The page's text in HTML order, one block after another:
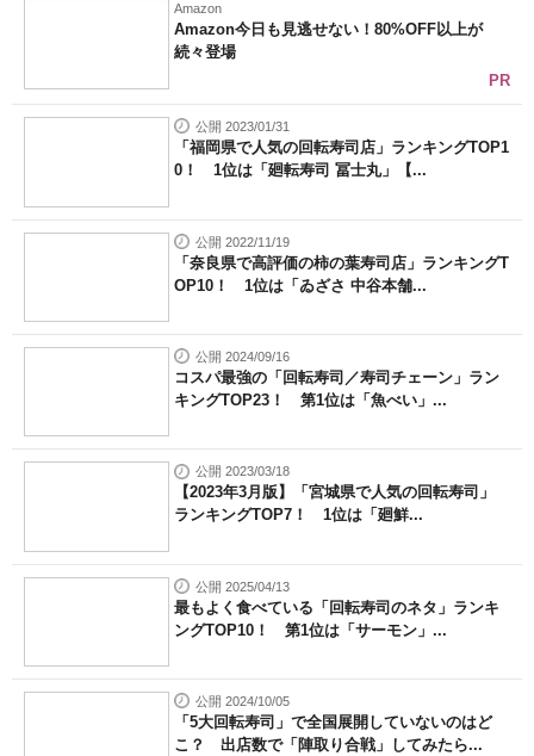
Amazon
Amazon今日も見逃せない！80%OFF以上が
続々登場
PR
公開 2023/01/31
「福岡県で人気の回転寿司店」ランキングTOP1
0！ 1位は「廻転寿司 冨士丸」【...
公開 2022/11/19
「奈良県で高評価の柿の葉寿司店」ランキングT
OP10！ 1位は「ゐざさ 中谷本舗...
公開 2024/09/16
コスパ最強の「回転寿司／寿司チェーン」ラン
キングTOP23！ 第1位は「魚べい」...
公開 2023/03/18
【2023年3月版】「宮城県で人気の回転寿司」
ランキングTOP7！ 1位は「廻鮮...
公開 2025/04/13
最もよく食べている「回転寿司のネタ」ランキ
ングTOP10！ 第1位は「サーモン」...
公開 2024/10/05
「5大回転寿司」で全国展開していないのはど
こ？ 出店数で「陣取り合戦」してみたら...